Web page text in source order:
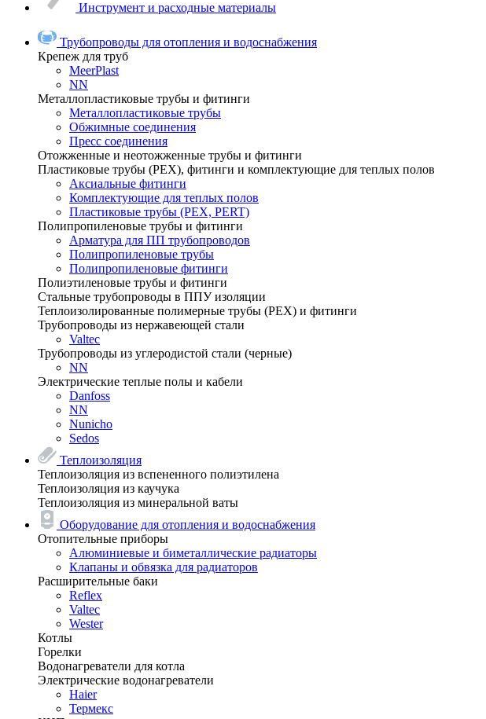
Инструмент и расходные материалы
Трубопроводы для отопления и водоснабжения
Крепеж для труб
MeerPlast
NN
Металлопластиковые трубы и фитинги
Металлопластиковые трубы
Обжимные соединения
Пресс соединения
Отожженные и неотожженные трубы и фитинги
Пластиковые трубы (РЕХ), фитинги и комплектующие для теплых полов
Аксиальные фитинги
Комплектующие для теплых полов
Пластиковые трубы (РЕХ, PERT)
Полипропиленовые трубы и фитинги
Арматура для ПП трубопроводов
Полипропиленовые трубы
Полипропиленовые фитинги
Полиэтиленовые трубы и фитинги
Стальные трубопроводы в ППУ изоляции
Теплоизолированные полимерные трубы (РЕХ) и фитинги
Трубопроводы из нержавеющей стали
Valtec
Трубопроводы из углеродистой стали (черные)
NN
Электрические теплые полы и кабели
Danfoss
NN
Nunicho
Sedos
Теплоизоляция
Теплоизоляция из вспененного полиэтилена
Теплоизоляция из каучука
Теплоизоляция из минеральной ваты
Оборудование для отопления и водоснабжения
Отопительные приборы
Алюминиевые и биметаллические радиаторы
Клапаны и обвязка для радиаторов
Расширительные баки
Reflex
Valtec
Wester
Котлы
Горелки
Водонагреватели для котла
Электрические водонагреватели
Haier
Термекс